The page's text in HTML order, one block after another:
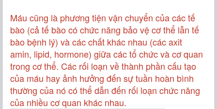
Máu cũng là phương tiện vận chuyển của các tế
bào (cả tế bào có chức năng bảo vệ cơ thể lẫn tế
bào bệnh lý) và các chất khác nhau (cácaxit
amin, lipid, hormone) giữa các tổ chức và cơ quan
trong cơ thể. Các rối loạn về thành phần cấu tạo
của máu hay ảnh hưởng đến sự tuần hoàn bình
thường của nó có thể dẫn đến rối loạn chức năng
của nhiều cơ quan khác nhau.